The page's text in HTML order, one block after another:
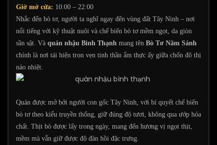
Giờ mở cửa: 10:00 – 22:00
Nhắc đến bò tơ, người ta nghĩ ngay đến vùng đất Tây Ninh – nơi
nổi tiếng với kỹ thuật nuôi và chế biến bò tơ mềm ngọt, da giòn
sần sật. Và quán nhậu Bình Thạnh mang tên Bò Tơ Năm Sánh
chính là nơi tái hiện trọn vẹn tinh thần ẩm thực ấy giữa chốn đô thị
náo nhiệt.
Quán được mở bởi người con gốc Tây Ninh, với bí quyết chế biến
bò tơ theo kiểu truyền thống, giữ đúng độ tươi, không qua ướp hóa
chất. Thịt bò được lấy trong ngày, mang đến hương vị ngọt thịt,
mềm mà vẫn giữ được độ đàn hồi đặc trưng.